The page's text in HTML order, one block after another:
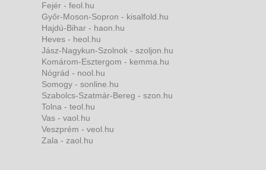
Fejér - feol.hu
Győr-Moson-Sopron - kisalfold.hu
Hajdú-Bihar - haon.hu
Heves - heol.hu
Jász-Nagykun-Szolnok - szoljon.hu
Komárom-Esztergom - kemma.hu
Nógrád - nool.hu
Somogy - sonline.hu
Szabolcs-Szatmár-Bereg - szon.hu
Tolna - teol.hu
Vas - vaol.hu
Veszprém - veol.hu
Zala - zaol.hu